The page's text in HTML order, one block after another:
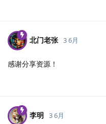
北门老张 3 6月
感谢分享资源！
李明 3 6月